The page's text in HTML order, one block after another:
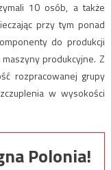
10 osób, a także
przy tym ponad
do produkcji
produkcyjne. Z
rozpracowanej grupy
w wysokości
Polonia!